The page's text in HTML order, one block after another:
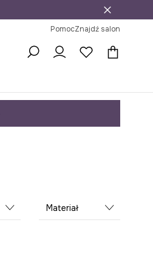
PomocZnajdź salon
Materiał